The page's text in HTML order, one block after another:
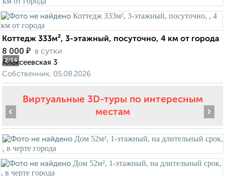
2/14
Коттедж 333м², 3-этажный, посуточно, 4 км от города
8 000 ₽ в сутки
Алексеевская 3
Собственник, 05.08.2026
Виртуальные 3D-туры по интересным
местам
‹ ›